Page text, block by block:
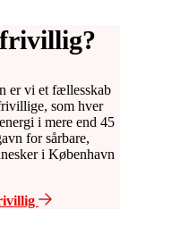
er vi et fællesskab
som hver
i mere end 45
for sårbare,
i København